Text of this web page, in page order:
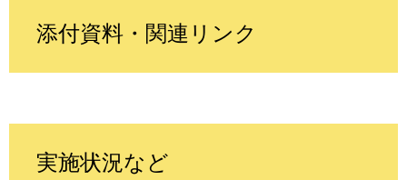
添付資料・関連リンク
実施状況など